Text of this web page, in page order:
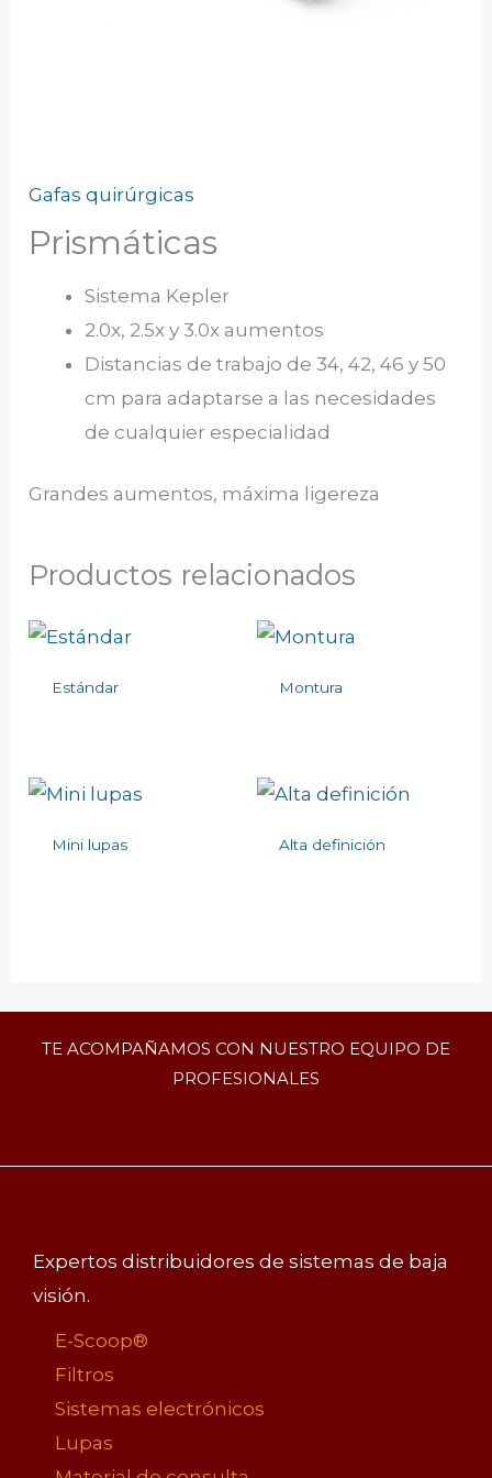
Gafas quirúrgicas
Prismáticas
Sistema Kepler
2.0x, 2.5x y 3.0x aumentos
Distancias de trabajo de 34, 42, 46 y 50
cm para adaptarse a las necesidades
de cualquier especialidad
Grandes aumentos, máxima ligereza
Productos relacionados
Estándar Montura
Mini lupas Alta definición
TE ACOMPAÑAMOS CON NUESTRO EQUIPO DE
PROFESIONALES
Expertos distribuidores de sistemas de baja
visión.
E-Scoop®
Filtros
Sistemas electrónicos
Lupas